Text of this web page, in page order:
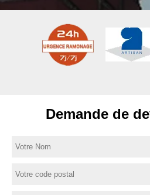
Demande de